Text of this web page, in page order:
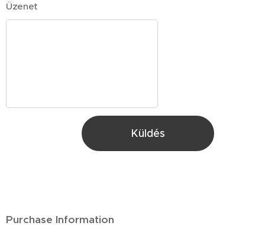
Üzenet
Küldés
Purchase Information